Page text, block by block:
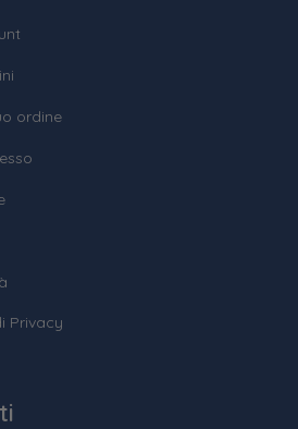
ordine
Privacy